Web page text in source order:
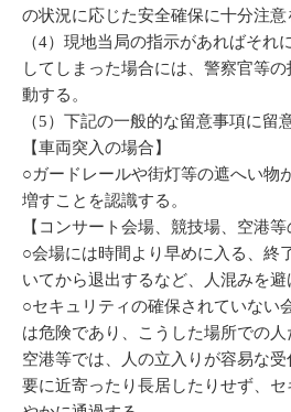
の状況に応じた安全確保に十分注意
（4）現地当局の指示があればそれ
してしまった場合には、警察官等
動する。
（5）下記の一般的な留意事項に留
【車両突入の場合】
○ガードレールや街灯等の遮へい物
増すことを認識する。
【コンサート会場、競技場、空港等
○会場には時間より早めに入る、終
いてから退出するなど、人混みを避
○セキュリティの確保されていない
は危険であり、こうした場所での人
空港等では、人の立入りが容易な
要に近寄ったり長居したりせず、